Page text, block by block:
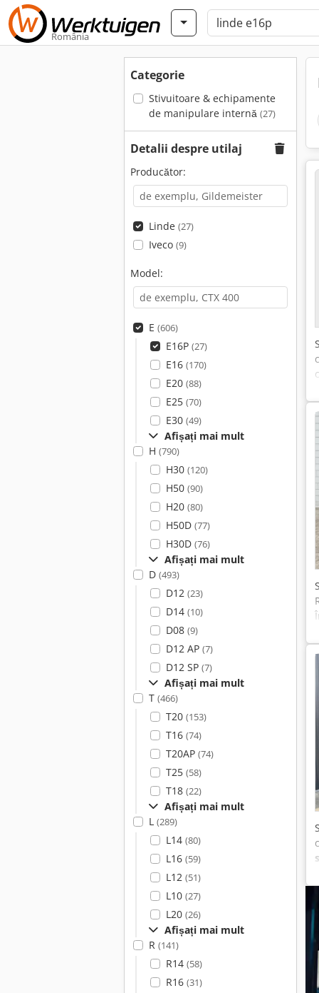
România
Categorie
Stivuitoare & echipamente
de manipulare internă (27)
Detalii despre utilaj
Producător:
Linde (27)
Iveco (9)
Model:
E (606)
E16P (27)
E16 (170)
E20 (88)
E25 (70)
E30 (49)
Afișați mai mult
H (790)
H30 (120)
H50 (90)
H20 (80)
H50D (77)
H30D (76)
Afișați mai mult
D (493)
D12 (23)
D14 (10)
D08 (9)
D12 AP (7)
D12 SP (7)
Afișați mai mult
T (466)
T20 (153)
T16 (74)
T20AP (74)
T25 (58)
T18 (22)
Afișați mai mult
L (289)
L14 (80)
L16 (59)
L12 (51)
L10 (27)
L20 (26)
Afișați mai mult
R (141)
R14 (58)
R16 (31)